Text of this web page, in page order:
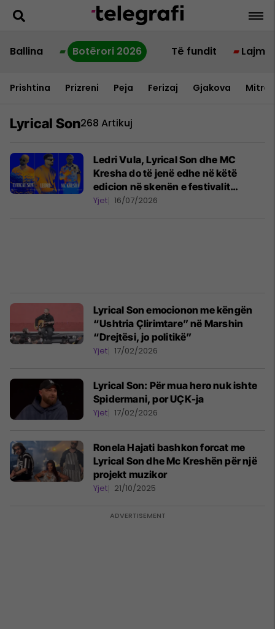
Ballina Botërori 2026 Të fundit Lajme
Prishtina Prizreni Peja Ferizaj Gjakova
Lyrical Son268 Artikuj
Ledri Vula, Lyrical Son dhe MC
Kresha do të jenë edhe në këtë
edicion në skenën e festivalit
'Sunny Hill'
Yjet 16/07/2026
Lyrical Son emocionon me këngën
“Ushtria Çlirimtare” në Marshin
“Drejtësi, jo politikë”
Yjet 17/02/2026
Lyrical Son: Për mua hero nuk ishte
Spidermani, por UÇK-ja
Yjet 17/02/2026
Ronela Hajati bashkon forcat me
Lyrical Son dhe Mc Kreshën për një
projekt muzikor
Yjet 21/10/2025